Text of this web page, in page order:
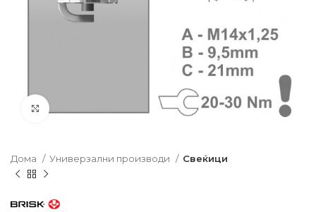
Дома Универзални производи Свеќици